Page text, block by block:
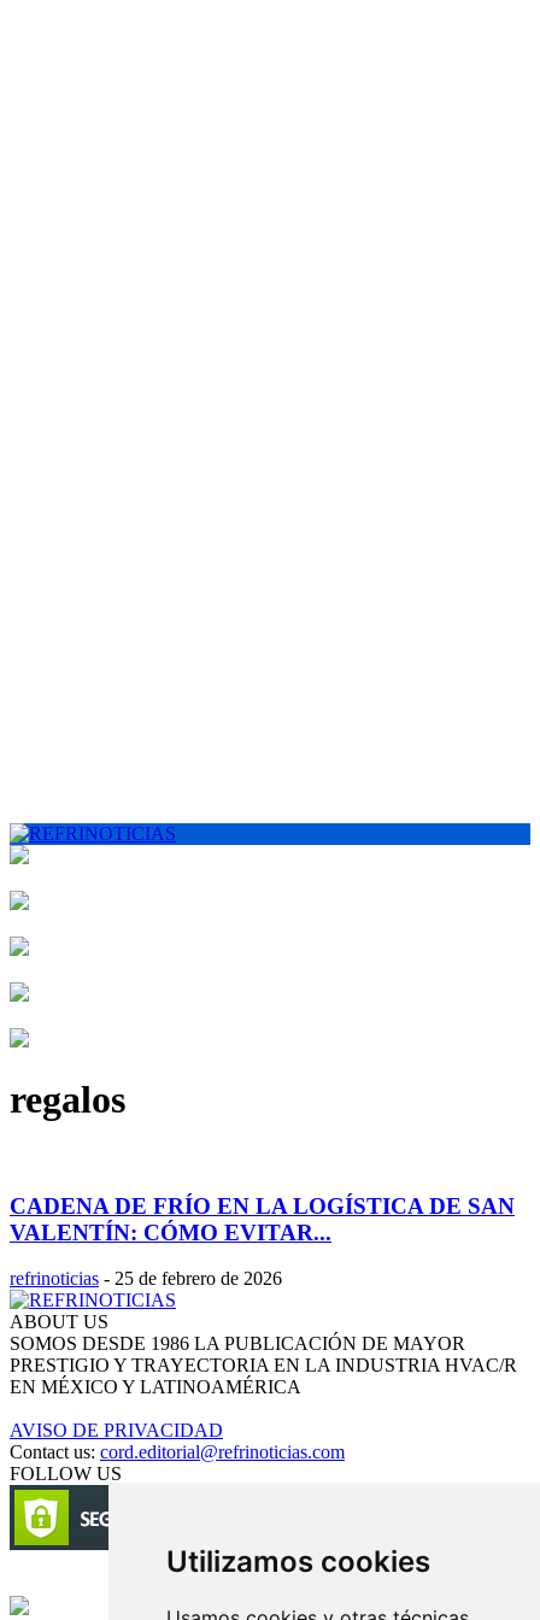
Utilizamos cookies
regalos
CADENA DE FRÍO EN LA LOGÍSTICA DE SAN
VALENTÍN: CÓMO EVITAR...
refrinoticias - 25 de febrero de 2026
ABOUT US
SOMOS DESDE 1986 LA PUBLICACIÓN DE MAYOR
PRESTIGIO Y TRAYECTORIA EN LA INDUSTRIA HVAC/R
EN MÉXICO Y LATINOAMÉRICA
AVISO DE PRIVACIDAD
Contact us: cord.editorial@refrinoticias.com
FOLLOW US